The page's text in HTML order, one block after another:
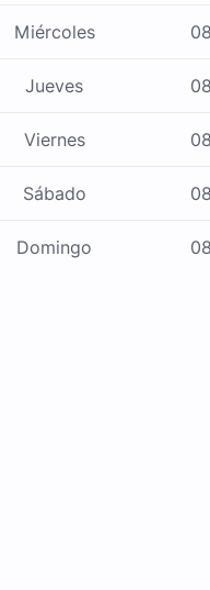
Miércoles
Jueves
Viernes
Sábado
Domingo